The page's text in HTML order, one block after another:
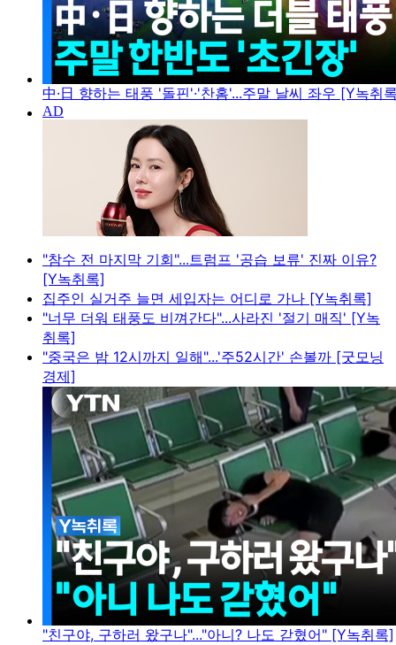
中·日 향하는 태풍 '돌핀'·'찬홈'...주말 날씨 좌우 [Y녹취
"참수 전 마지막 기회"...트럼프 '공습 보류' 진짜 이유?
[Y녹취록]
집주인 실거주 늘면 세입자는 어디로 가나 [Y녹취록]
"너무 더워 태풍도 비껴간다"...사라진 '절기 매직' [Y녹
취록]
"중국은 밤 12시까지 일해"...'주52시간' 손볼까 [굿모닝
경제]
"친구야, 구하러 왔구나"..."아니? 나도 갇혔어" [Y녹취록]